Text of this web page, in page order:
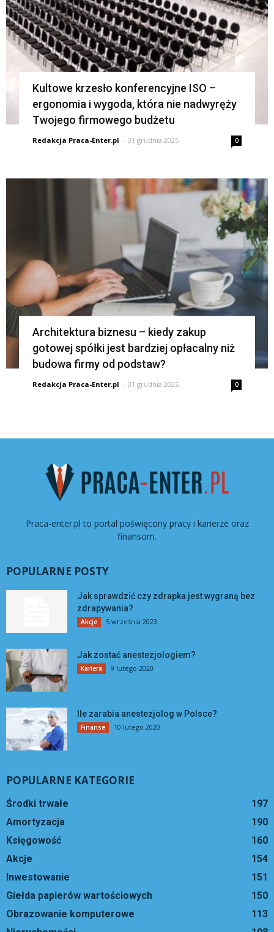
Kultowe krzesło konferencyjne ISO –
ergonomia i wygoda, która nie nadwyręży
Twojego firmowego budżetu
Redakcja Praca-Enter.pl - 31 grudnia 2025 0
Architektura biznesu – kiedy zakup
gotowej spółki jest bardziej opłacalny niż
budowa firmy od podstaw?
Redakcja Praca-Enter.pl - 31 grudnia 2025 0
Praca-enter.pl to portal poświęcony pracy i karierze oraz
finansom.
POPULARNE POSTY
Jak sprawdzić czy zdrapka jest wygraną bez
zdrapywania?
Akcje 5 września 2023
Jak zostać anestezjologiem?
Kariera 9 lutego 2020
Ile zarabia anestezjolog w Polsce?
Finanse 10 lutego 2020
POPULARNE KATEGORIE
Środki trwałe
197
Amortyzacja
190
Księgowość
160
Akcje
154
Inwestowanie
151
Giełda papierów wartościowych
150
Obrazowanie komputerowe
113